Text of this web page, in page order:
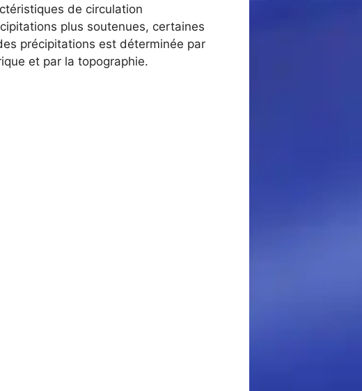
de circulation
plus soutenues, certaines
précipitations est déterminée par
et par la topographie.